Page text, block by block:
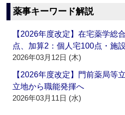
薬事キーワード解説
【2026年度改定】在宅薬学総
点、加算2：個人宅100点・施
2026年03月12日 (木)
【2026年度改定】門前薬局等
立地から職能発揮へ
2026年03月11日 (水)